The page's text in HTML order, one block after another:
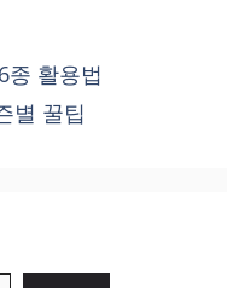
종 활용법
별 꿀팁